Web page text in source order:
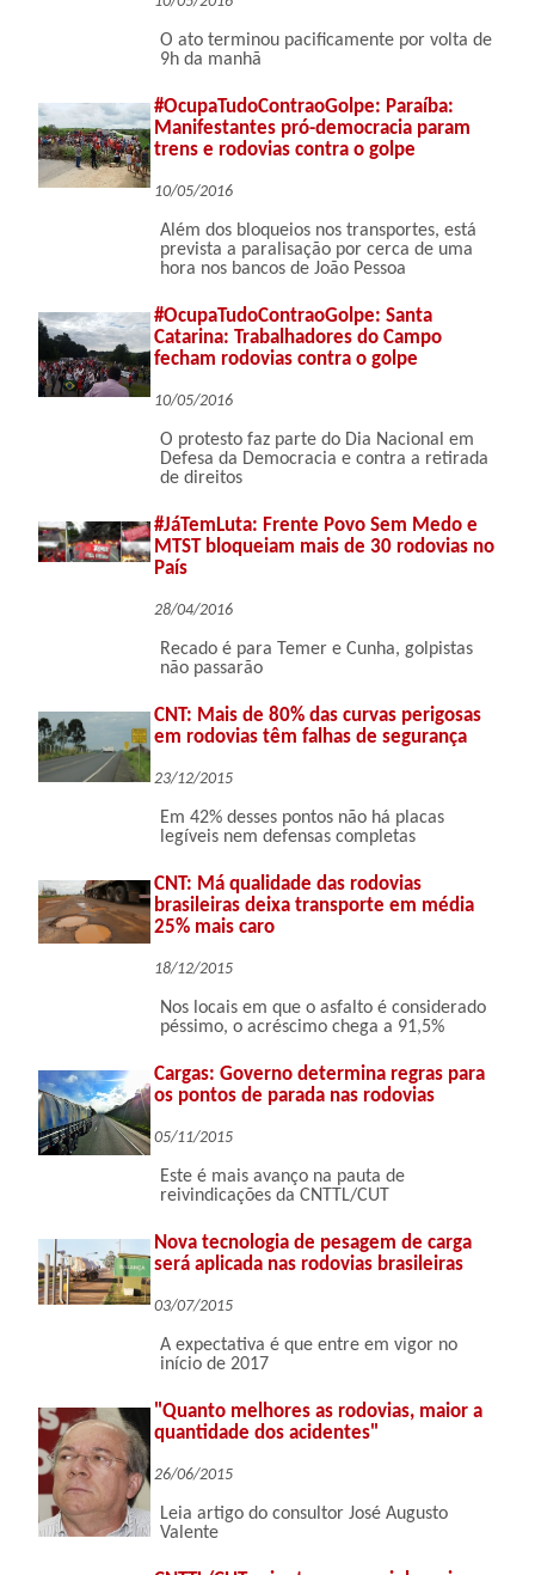
O ato terminou pacificamente por volta de
9h da manhã
#OcupaTudoContraoGolpe: Paraíba:
Manifestantes pró-democracia param
trens e rodovias contra o golpe
10/05/2016
Além dos bloqueios nos transportes, está
prevista a paralisação por cerca de uma
hora nos bancos de João Pessoa
#OcupaTudoContraoGolpe: Santa
Catarina: Trabalhadores do Campo
fecham rodovias contra o golpe
10/05/2016
O protesto faz parte do Dia Nacional em
Defesa da Democracia e contra a retirada
de direitos
#JáTemLuta: Frente Povo Sem Medo e
MTST bloqueiam mais de 30 rodovias no
País
28/04/2016
Recado é para Temer e Cunha, golpistas
não passarão
CNT: Mais de 80% das curvas perigosas
em rodovias têm falhas de segurança
23/12/2015
Em 42% desses pontos não há placas
legíveis nem defensas completas
CNT: Má qualidade das rodovias
brasileiras deixa transporte em média
25% mais caro
18/12/2015
Nos locais em que o asfalto é considerado
péssimo, o acréscimo chega a 91,5%
Cargas: Governo determina regras para
os pontos de parada nas rodovias
05/11/2015
Este é mais avanço na pauta de
reivindicações da CNTTL/CUT
Nova tecnologia de pesagem de carga
será aplicada nas rodovias brasileiras
03/07/2015
A expectativa é que entre em vigor no
início de 2017
"Quanto melhores as rodovias, maior a
quantidade dos acidentes"
26/06/2015
Leia artigo do consultor José Augusto
Valente